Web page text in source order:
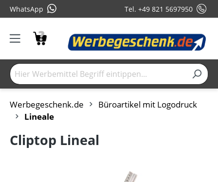
WhatsApp Tel. +49 821 5697950
Werbegeschenk.de
Büroartikel mit Logodruck
Lineale
Cliptop Lineal